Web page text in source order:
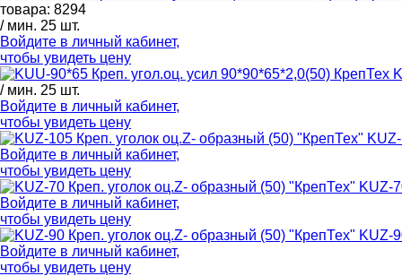
товара: 8294
/ мин. 25 шт.
Войдите в личный кабинет,
чтобы увидеть цену
/ мин. 25 шт.
Войдите в личный кабинет,
чтобы увидеть цену
Войдите в личный кабинет,
чтобы увидеть цену
KUZ-
Войдите в личный кабинет,
чтобы увидеть цену
KUZ-
Войдите в личный кабинет,
чтобы увидеть цену